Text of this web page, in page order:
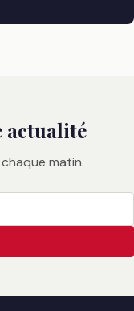
actualité
matin.